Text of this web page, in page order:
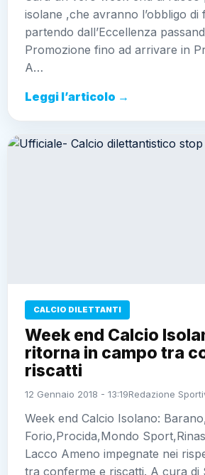
isolane ,che avranno l’obbligo di
partendo dall’Eccellenza
Promozione fino ad arrivare in
A…
Leggi l’articolo →
CALCIO DILETTANTI
Week end Calcio
ritorna in campo tra
riscatti
12 Gennaio 2018 - 13:19Redazione
Week end Calcio Isolano:
Forio,Procida,Mondo
Lacco Ameno impegnate nei
tra conferme e riscatti. A cura di